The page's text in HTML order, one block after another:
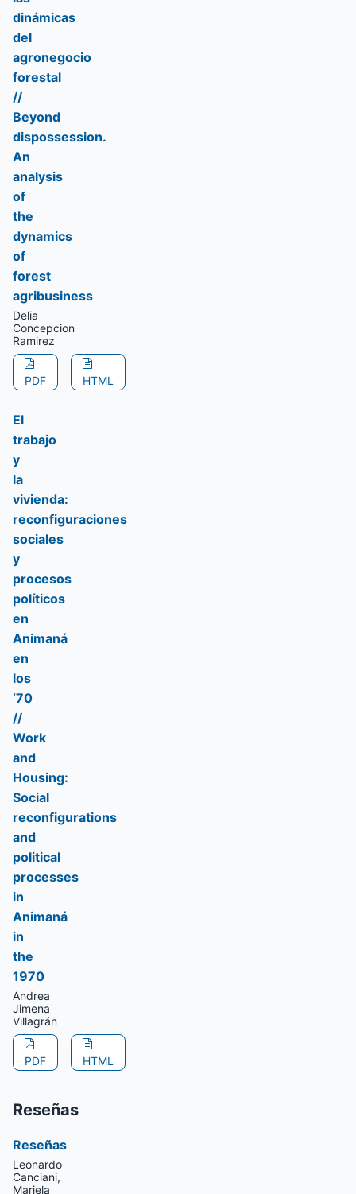
dinámicas
del
agronegocio
forestal
//
Beyond
dispossession.
An
analysis
of
the
dynamics
of
forest
agribusiness
Delia
Concepcion
Ramirez
PDF HTML
El
trabajo
y
la
vivienda:
reconfiguraciones
sociales
y
procesos
políticos
en
Animaná
en
los
‘70
//
Work
and
Housing:
Social
reconfigurations
and
political
processes
in
Animaná
in
the
1970
Andrea
Jimena
Villagrán
PDF HTML
Reseñas
Reseñas
Leonardo
Canciani,
Mariela